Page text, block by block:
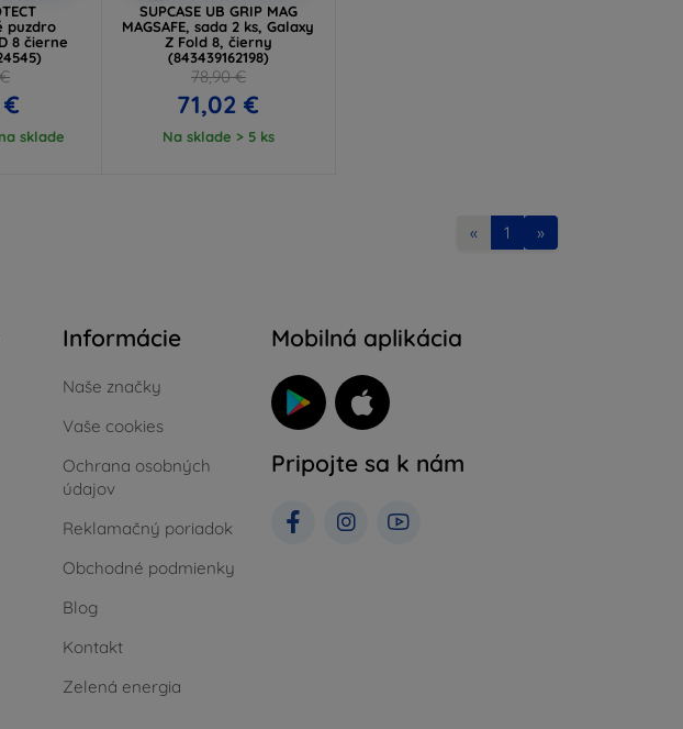
puzdro
8 čierne
€
sklade
SUPCASE UB GRIP MAG
MAGSAFE, sada 2 ks, Galaxy
Z Fold 8, čierny
(843439162198)
78,90 €
71,02 €
Na sklade > 5 ks
« 1 »
Informácie
Naše značky
Vaše cookies
Ochrana osobných
údajov
Reklamačný poriadok
Obchodné podmienky
Blog
Kontakt
Zelená energia
Mobilná aplikácia
Pripojte sa k nám